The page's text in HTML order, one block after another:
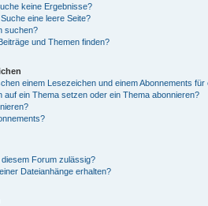
keine Ergebnisse?
eine leere Seite?
suchen?
und Themen finden?
einem Lesezeichen und einem Abonnements
auf ein Thema setzen oder ein Thema abonnieren?
Forum zulässig?
Dateianhänge erhalten?